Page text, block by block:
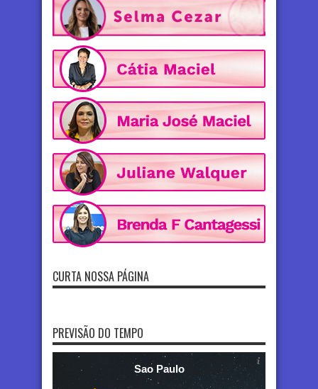
CURTA NOSSA PÁGINA
PREVISÃO DO TEMPO
Sao Paulo